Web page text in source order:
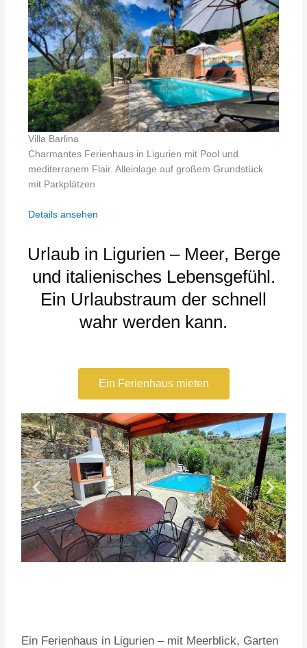
Villa Barlina
Charmantes Ferienhaus in Ligurien mit Pool und
mediterranem Flair. Alleinlage auf großem Grundstück
mit Parkplätzen
Details ansehen
Urlaub in Ligurien – Meer, Berge
und italienisches Lebensgefühl.
Ein Urlaubstraum der schnell
wahr werden kann.
Ein Ferienhaus mieten
Ein Ferienhaus in Ligurien – mit Meerblick, Garten